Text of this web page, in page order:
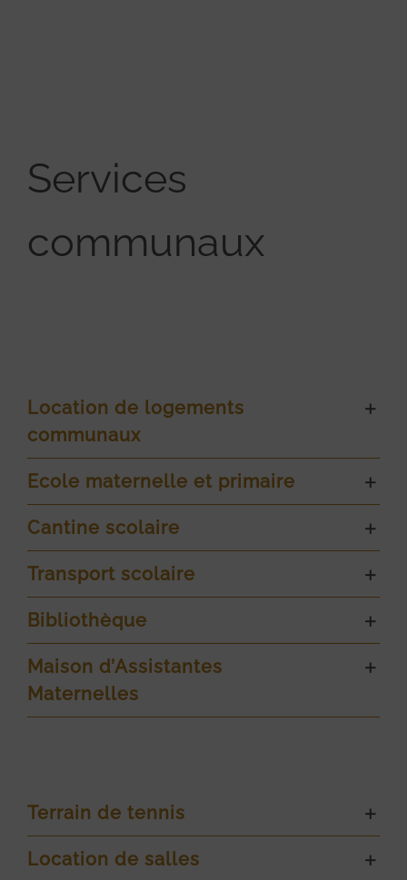
Services
communaux
Location de logements
communaux
Ecole maternelle et primaire
Cantine scolaire
Transport scolaire
Bibliothèque
Maison d’Assistantes
Maternelles
Terrain de tennis
Location de salles